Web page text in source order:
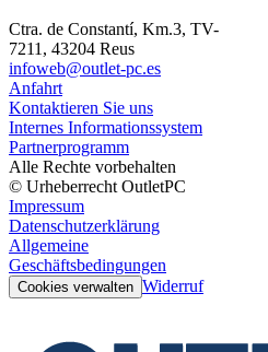
Ctra. de Constantí, Km.3, TV-
7211, 43204 Reus
infoweb@outlet-pc.es
Anfahrt
Kontaktieren Sie uns
Internes Informationssystem
Partnerprogramm
Alle Rechte vorbehalten
© Urheberrecht OutletPC
Impressum
Datenschutzerklärung
Allgemeine
Geschäftsbedingungen
Cookies verwalten Widerruf